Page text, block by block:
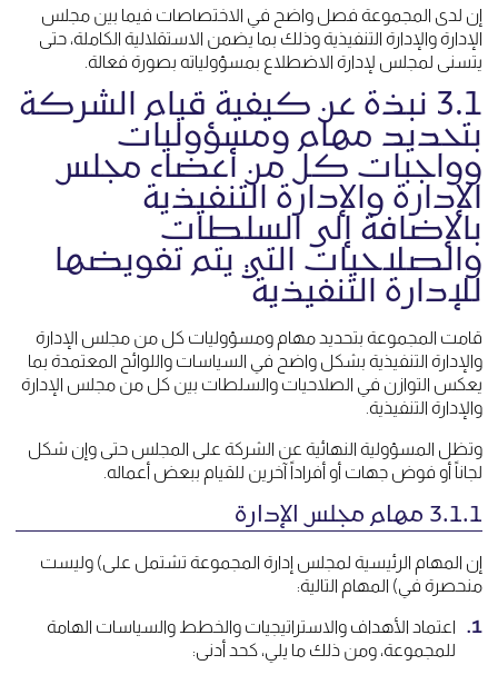
إن لدى المجموعة فصل واضح في الاختصاصات فيما بين مجلس
الإدارة والإدارة التنفيذية وذلك بما يضمن الاستقلالية الكاملة، حتى
يتسنى لمجلس لإدارة الاضطلاع بمسؤولياته بصورة فعالة.
3.1 نبذة عن كيفية قيام الشركة
بتحديد مهام ومسؤوليات
وواجبات كل من أعضاء مجلس
الإدارة والإدارة التنفيذية
بالإضافة إلى السلطات
والصلاحيات التي يتم تفويضها
للإدارة التنفيذية
قامت المجموعة بتحديد مهام ومسؤوليات كل من مجلس الإدارة
والإدارة التنفيذية بشكل واضح في السياسات واللوائح المعتمدة بما
يعكس التوازن في الصلاحيات والسلطات بين كل من مجلس الإدارة
والإدارة التنفيذية.
وتظل المسؤولية النهائية عن الشركة على المجلس حتى وإن شكل
لجاناً أو فوض جهات أو أفراداً آخرين للقيام ببعض أعماله.
3.1.1 مهام مجلس الإدارة
إن المهام الرئيسية لمجلس إدارة المجموعة تشتمل على) وليست
منحصرة في) المهام التالية:
اعتماد الأهداف والاستراتيجيات والخطط والسياسات الهامة
للمجموعة، ومن ذلك ما يلي، كحد أدنى: